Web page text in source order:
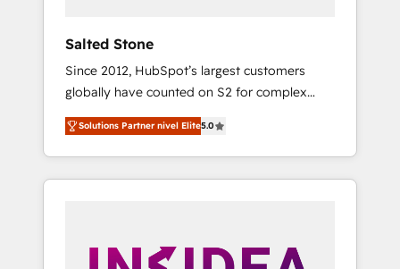
Salted Stone
Since 2012, HubSpot’s largest customers
globally have counted on S2 for complex
migrations, change management, systems
integration, and creative solutions that
deliver measurable impact and transform
brand experiences As one of the few full-
globally regionalized HubSpot websites,
Solutions Partner nivel Elite5.0